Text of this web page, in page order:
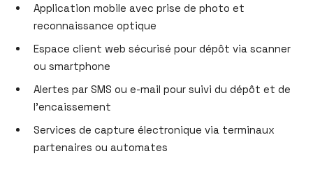
Application mobile avec prise de photo et
reconnaissance optique
Espace client web sécurisé pour dépôt via scanner
ou smartphone
Alertes par SMS ou e-mail pour suivi du dépôt et de
l’encaissement
Services de capture électronique via terminaux
partenaires ou automates